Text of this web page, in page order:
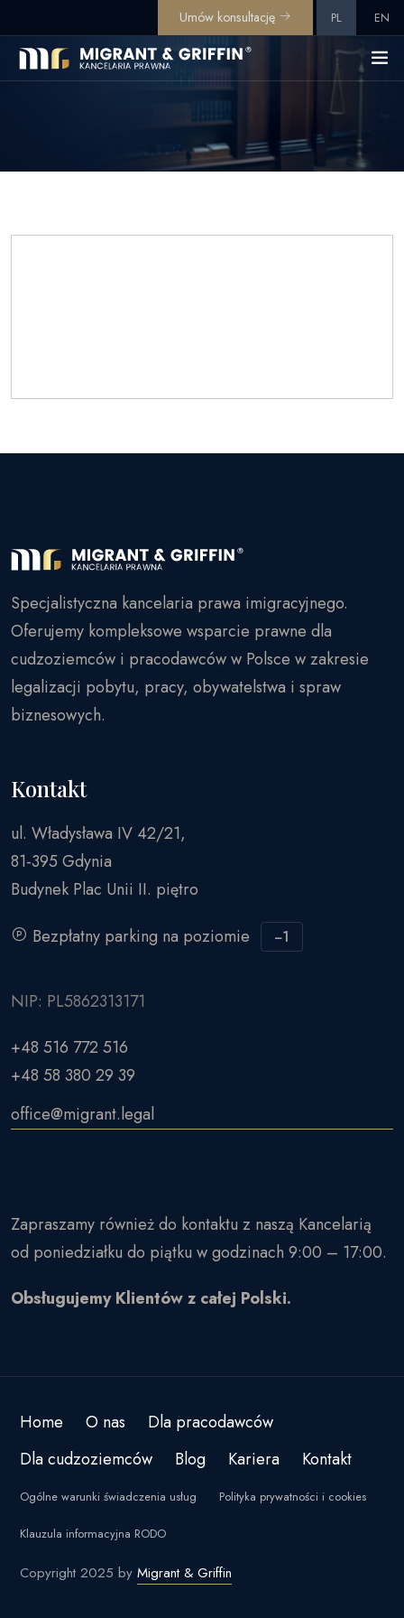
Umów konsultację PL EN
Specjalistyczna kancelaria prawa imigracyjnego.
Oferujemy kompleksowe wsparcie prawne dla
cudzoziemców i pracodawców w Polsce w zakresie
legalizacji pobytu, pracy, obywatelstwa i spraw
biznesowych.
Kontakt
ul. Władysława IV 42/21,
81-395 Gdynia
Budynek Plac Unii II. piętro
Bezpłatny parking na poziomie
−1
NIP: PL5862313171
+48 516 772 516
+48 58 380 29 39
office@migrant.legal
Zapraszamy również do kontaktu z naszą Kancelarią
od poniedziałku do piątku w godzinach 9:00 – 17:00.
Obsługujemy Klientów z całej Polski.
Home O nas
Dla pracodawców
Dla cudzoziemców
Blog Kariera Kontakt
Ogólne warunki świadczenia usług Polityka prywatności i cookies
Klauzula informacyjna RODO
Copyright 2025 by Migrant & Griffin